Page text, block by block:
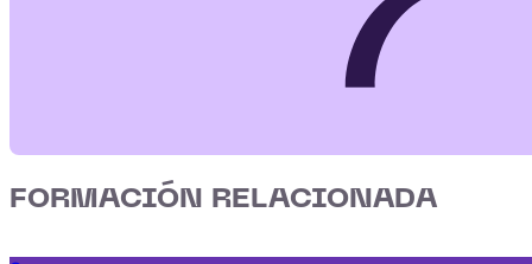
FORMACIÓN RELACIONADA